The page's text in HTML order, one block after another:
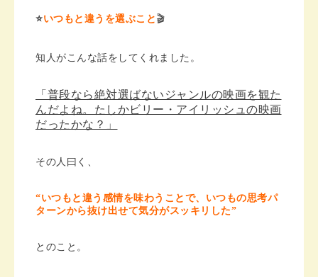
⭐️いつもと違うを選ぶこと 🎬
知人がこんな話をしてくれました。
「普段なら絶対選ばないジャンルの映画を観た
んだよね。たしかビリー・アイリッシュの映画
だったかな？」
その人曰く、
“いつもと違う感情を味わうことで、いつもの思考パ
ターンから抜け出せて気分がスッキリした”
とのこと。